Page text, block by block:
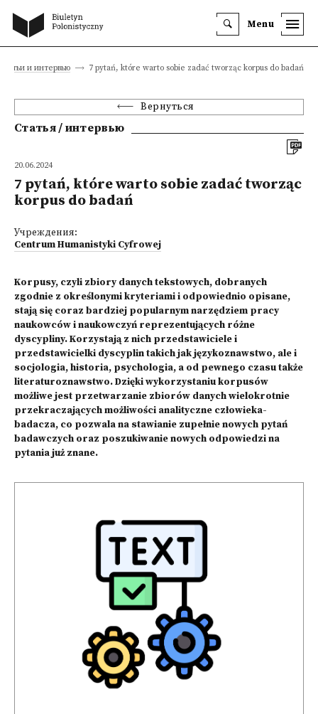
Menu
и интервью 7 pytań, które warto sobie zadać tworząc korpus do badań
Вернуться
Статья / интервью
20.06.2024
7 pytań, które warto sobie zadać tworząc
korpus do badań
Учреждения:
Centrum Humanistyki Cyfrowej
Korpusy, czyli zbiory danych tekstowych, dobranych
zgodnie z określonymi kryteriami i odpowiednio opisane,
stają się coraz bardziej popularnym narzędziem pracy
naukowców i naukowczyń reprezentujących różne
dyscypliny. Korzystają z nich przedstawiciele i
przedstawicielki dyscyplin takich jak językoznawstwo, ale i
socjologia, historia, psychologia, a od pewnego czasu także
literaturoznawstwo. Dzięki wykorzystaniu korpusów
możliwe jest przetwarzanie zbiorów danych wielokrotnie
przekraczających możliwości analityczne człowieka-
badacza, co pozwala na stawianie zupełnie nowych pytań
badawczych oraz poszukiwanie nowych odpowiedzi na
pytania już znane.